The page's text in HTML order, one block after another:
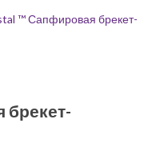
™ Сапфировая брекет-
брекет-